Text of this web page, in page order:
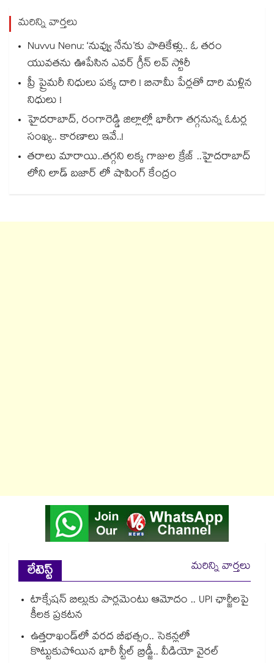
మరిన్ని వార్తలు
Nuvvu Nenu: ‘నువ్వు నేను’కు పాతికేళ్లు.. ఓ తరం
యువతను ఊపేసిన ఎవర్ గ్రీన్ లవ్ స్టోరీ
ప్రీ ప్రైమరీ నిధులు పక్క దారి ! బినామీ పేర్లతో దారి మళ్లిన
నిధులు !
హైదరాబాద్, రంగారెడ్డి జిల్లాల్లో భారీగా తగ్గనున్న ఓటర్ల
సంఖ్య.. కారణాలు ఇవే..!
తరాలు మారాయి..తగ్గని లక్క గాజుల క్రేజ్ ..హైదరాబాద్
లోని లాడ్ బజార్ లో షాపింగ్ కేంద్రం
లేటెస్ట్
మరిన్ని వార్తలు
టాక్సేషన్ బిల్లుకు పార్లమెంటు ఆమోదం .. UPI ఛార్జీలపై
కీలక ప్రకటన
ఉత్తరాఖండ్⁭లో వరద బీభత్సం.. సెకన్లలో
కొట్టుకుపోయిన భారీ స్టీల్ బ్రిడ్జీ.. వీడియో వైరల్